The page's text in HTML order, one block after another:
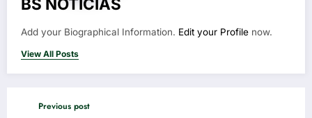
BS NOTÍCIAS
Add your Biographical Information. Edit your Profile now.
View All Posts
Previous post